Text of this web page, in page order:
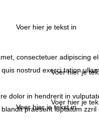
consectetuer adipiscing
nostrud exerci tation
dolor in hendrerit in
praesent luptatum
Voer hier je
Voer hier je
Voer hier je tekst in
Voer hier je tekst in